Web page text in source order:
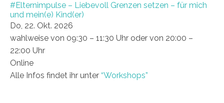
#Elternimpulse – Liebevoll Grenzen setzen – für mich
und mein(e) Kind(er)
Do, 22. Okt. 2026
wahlweise von 09:30 – 11:30 Uhr oder von 20:00 –
22:00 Uhr
Online
Alle Infos findet ihr unter “Workshops”